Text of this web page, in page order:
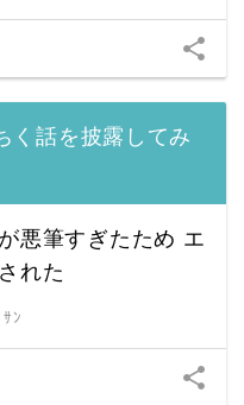
share
く話を披露してみ
悪筆すぎたため エ
れた
ﾝ
share